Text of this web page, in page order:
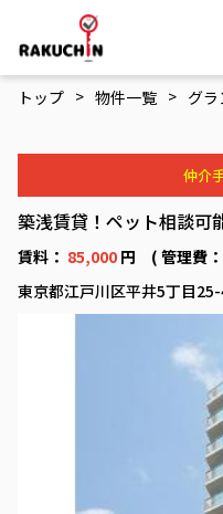
トップ > 物件一覧 > グ
仲介
築浅賃貸！ペット相談可
賃料： 85,000 円 ( 管理費
東京都江戸川区平井5丁目